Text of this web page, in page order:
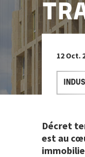
12 Oct.
Décret
est au